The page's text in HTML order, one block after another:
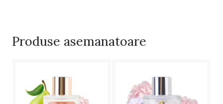
Produse asemanatoare